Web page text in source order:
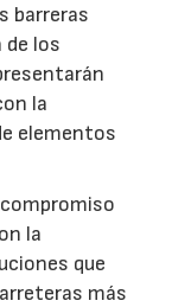
barreras
los
la
elementos
la
que
más